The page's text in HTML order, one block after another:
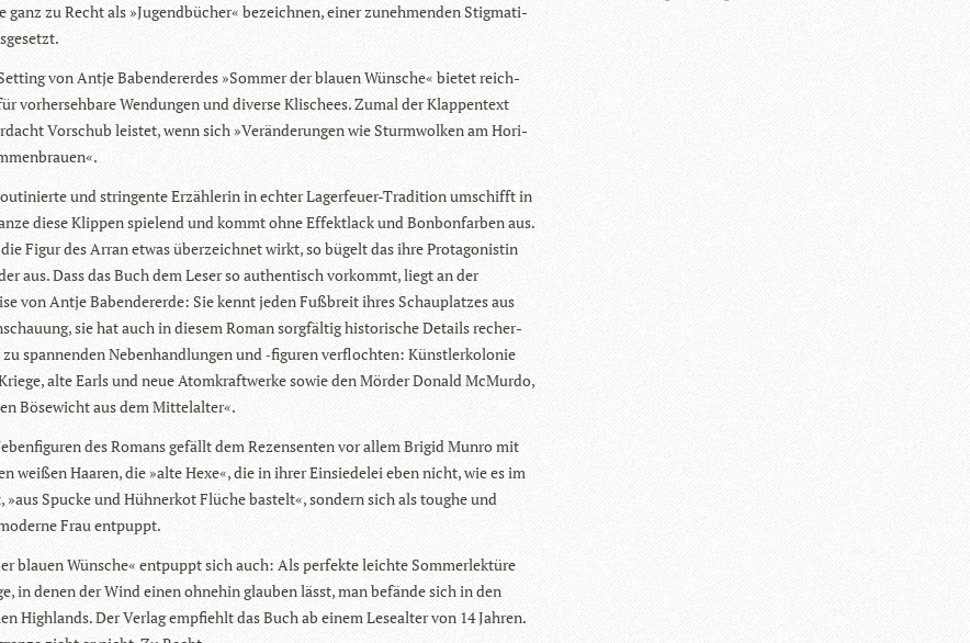
ganz zu Recht als »Jugend­bü­cher« bezeich­nen, einer zuneh­men­den Stig­ma­ti­
von Antje Baben­der­er­des »Som­mer der blauen Wün­sche« bie­tet reich­
vor­her­seh­bare Wen­dun­gen und diverse Kli­schees. Zumal der Klap­pen­text
Vor­schub leis­tet, wenn sich »Ver­än­de­run­gen wie Sturm­wol­ken am Hori­
und strin­gente Erzäh­le­rin in ech­ter Lager­feuer-Tra­di­tion umschifft in
diese Klip­pen spie­lend und kommt ohne Effekt­lack und Bon­bon­far­ben aus.
Figur des Arran etwas über­zeich­net wirkt, so bügelt das ihre Prot­ago­nis­tin
aus. Dass das Buch dem Leser so authen­tisch vor­kommt, liegt an der
von Antje Baben­der­erde: Sie kennt jeden Fuß­breit ihres Schau­plat­zes aus
sie hat auch in die­sem Roman sorg­fäl­tig his­to­ri­sche Details recher­
span­nen­den Neben­hand­lun­gen und ‑figu­ren ver­floch­ten: Künst­ler­ko­lo­nie
alte Earls und neue Atom­kraft­werke sowie den Mör­der Donald McMurdo,
Böse­wicht aus dem Mittelalter«.
des Romans gefällt dem Rezen­sen­ten vor allem Bri­gid Munro mit
wei­ßen Haa­ren, die »alte Hexe«, die in ihrer Ein­sie­de­lei eben nicht, wie es im
Spu­cke und Hüh­ner­kot Flü­che bas­telt«, son­dern sich als toughe und
Frau entpuppt.
blauen Wün­sche« ent­puppt sich auch: Als per­fekte leichte Som­mer­lek­türe
in denen der Wind einen ohne­hin glau­ben lässt, man befände sich in den
High­lands. Der Ver­lag emp­fiehlt das Buch ab einem Lese­al­ter von 14 Jah­ren.